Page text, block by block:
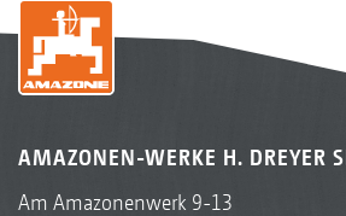
AMAZONEN-WERKE H. DREYER
Am Amazonenwerk 9-13